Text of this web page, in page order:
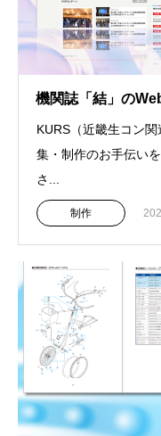
機関誌「結」の
KURS（近畿生コン
集・制作のお手伝い
さ...
制作